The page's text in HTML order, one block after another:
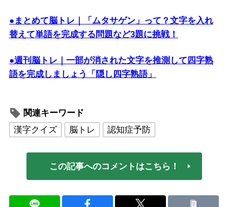
●まとめて脳トレ｜「ムタサゲン」って？文字を入れ
替えて単語を完成する問題など3題に挑戦！
●週刊脳トレ｜一部が消された文字を推測して四字熟
語を完成しましょう「隠し四字熟語」
関連キーワード
漢字クイズ
脳トレ 認知症予防
この記事へのコメントはこちら！